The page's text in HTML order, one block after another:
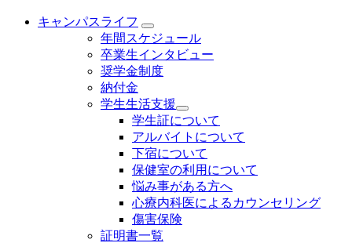
キャンパスライフ
年間スケジュール
卒業生インタビュー
奨学金制度
納付金
学生生活支援
学生証について
アルバイトについて
下宿について
保健室の利用について
悩み事がある方へ
心療内科医によるカウンセリング
傷害保険
証明書一覧